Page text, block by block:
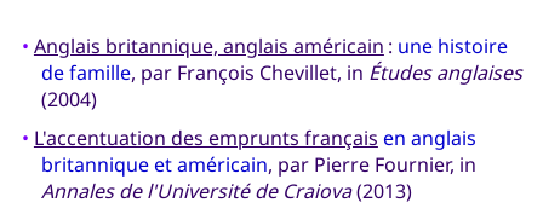
• Anglais britannique, anglais américain : une histoire
de famille, par François Chevillet, in Études anglaises
(2004)
• L'accentuation des emprunts français en anglais
britannique et américain, par Pierre Fournier, in
Annales de l'Université de Craiova(2013)